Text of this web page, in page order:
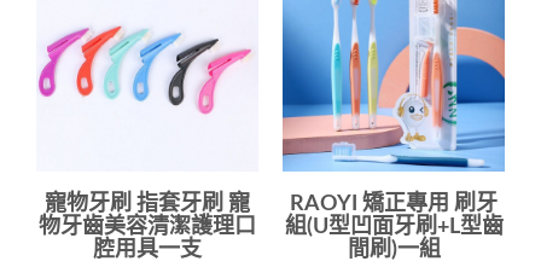
寵物牙刷 指套牙刷 寵
物牙齒美容清潔護理口
腔用具一支
RAOYI 矯正專用 刷牙
組(U型凹面牙刷+L型齒
間刷)一組